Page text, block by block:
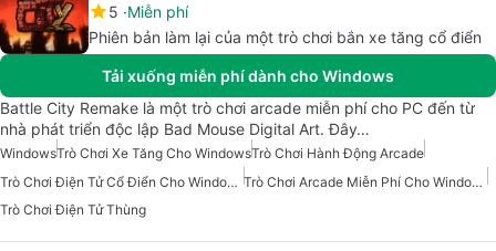
5 Miễn phí
Phiên bản làm lại của một trò chơi bắn xe tăng cổ điển
Tải xuống miễn phí dành cho Windows
Battle City Remake là một trò chơi arcade miễn phí cho PC đến từ
nhà phát triển độc lập Bad Mouse Digital Art. Đây…
WindowsTrò Chơi Xe Tăng Cho WindowsTrò Chơi Hành Động Arcade
Trò Chơi Điện Tử Cổ Điển Cho Windows
Trò Chơi Arcade Miễn Phí Cho Windows
Trò Chơi Điện Tử Thùng